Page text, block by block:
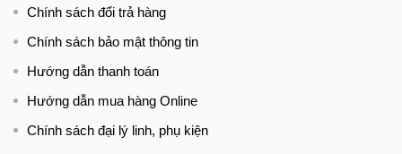
Chính sách đổi trả hàng
Chính sách bảo mật thông tin
Hướng dẫn thanh toán
Hướng dẫn mua hàng Online
Chính sách đại lý linh, phụ kiện